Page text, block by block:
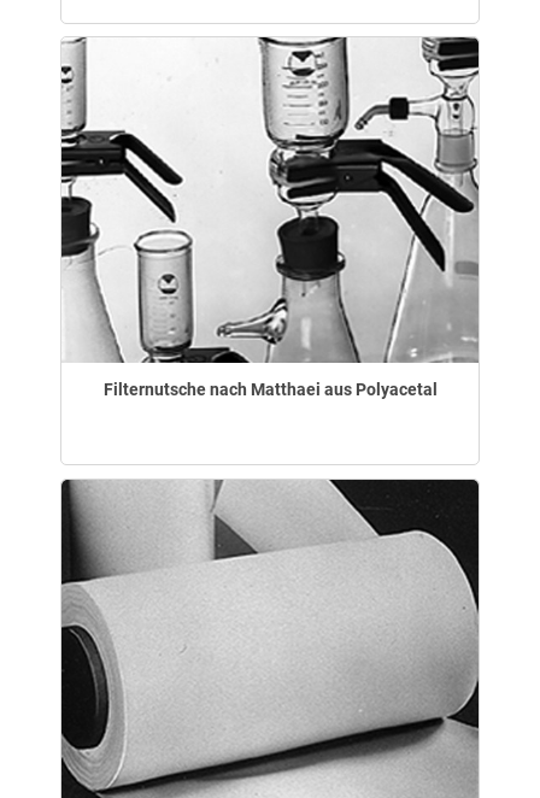
Filternutsche nach Matthaei aus Polyacetal